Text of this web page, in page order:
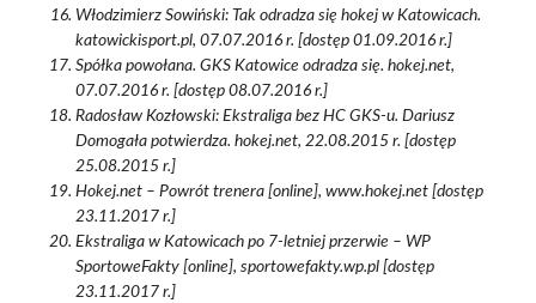
Włodzimierz Sowiński: Tak odradza się hokej w Katowicach.
katowickisport.pl, 07.07.2016 r. [dostęp 01.09.2016 r.]
Spółka powołana. GKS Katowice odradza się. hokej.net,
07.07.2016 r. [dostęp 08.07.2016 r.]
Radosław Kozłowski: Ekstraliga bez HC GKS-u. Dariusz
Domogała potwierdza. hokej.net, 22.08.2015 r. [dostęp
25.08.2015 r.]
Hokej.net – Powrót trenera [online], www.hokej.net [dostęp
23.11.2017 r.]
Ekstraliga w Katowicach po 7-letniej przerwie – WP
SportoweFakty [online], sportowefakty.wp.pl [dostęp
23.11.2017 r.]